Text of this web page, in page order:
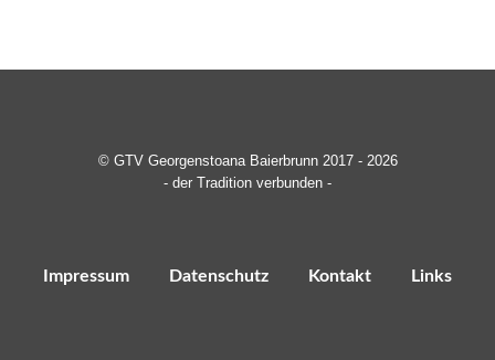
© GTV Georgenstoana Baierbrunn 2017 - 2026
- der Tradition verbunden -
Impressum Datenschutz Kontakt Links